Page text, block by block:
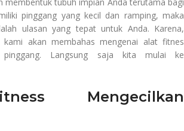
membentuk tubuh impian Anda terutama bagi
pinggang yang kecil dan ramping, maka
ulasan yang tepat untuk Anda. Karena,
akan membahas mengenai alat fitnes
pinggang. Langsung saja kita mulai ke
Mengecilkan